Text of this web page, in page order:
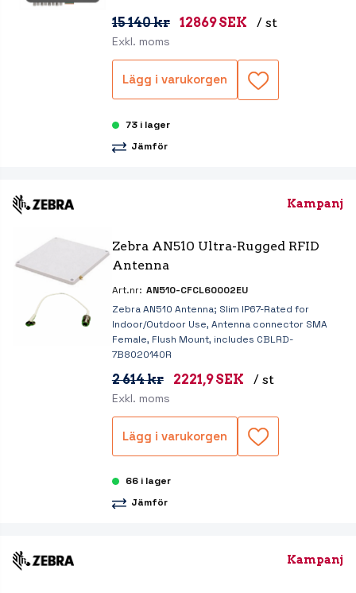
15 140 kr 12869 SEK / st
Exkl. moms
Lägg i varukorgen
73 i lager
Jämför
Kampanj
Zebra AN510 Ultra-Rugged RFID
Antenna
Art.nr: AN510-CFCL60002EU
Zebra AN510 Antenna; Slim IP67-Rated for
Indoor/Outdoor Use, Antenna connector SMA
Female, Flush Mount, includes CBLRD-
7B8020140R
2 614 kr 2221,9 SEK / st
Exkl. moms
Lägg i varukorgen
66 i lager
Jämför
Kampanj